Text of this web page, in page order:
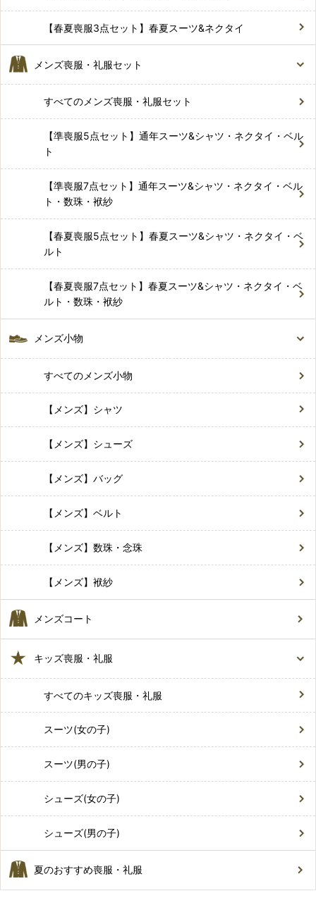
【春夏喪服3点セット】春夏スーツ&ネクタイ
メンズ喪服・礼服セット
すべてのメンズ喪服・礼服セット
【準喪服5点セット】通年スーツ&シャツ・ネクタイ・ベル
ト
【準喪服7点セット】通年スーツ&シャツ・ネクタイ・ベル
ト・数珠・袱紗
【春夏喪服5点セット】春夏スーツ&シャツ・ネクタイ・ベ
ルト
【春夏喪服7点セット】春夏スーツ&シャツ・ネクタイ・ベ
ルト・数珠・袱紗
メンズ小物
すべてのメンズ小物
【メンズ】シャツ
【メンズ】シューズ
【メンズ】バッグ
【メンズ】ベルト
【メンズ】数珠・念珠
【メンズ】袱紗
メンズコート
キッズ喪服・礼服
すべてのキッズ喪服・礼服
スーツ(女の子)
スーツ(男の子)
シューズ(女の子)
シューズ(男の子)
夏のおすすめ喪服・礼服